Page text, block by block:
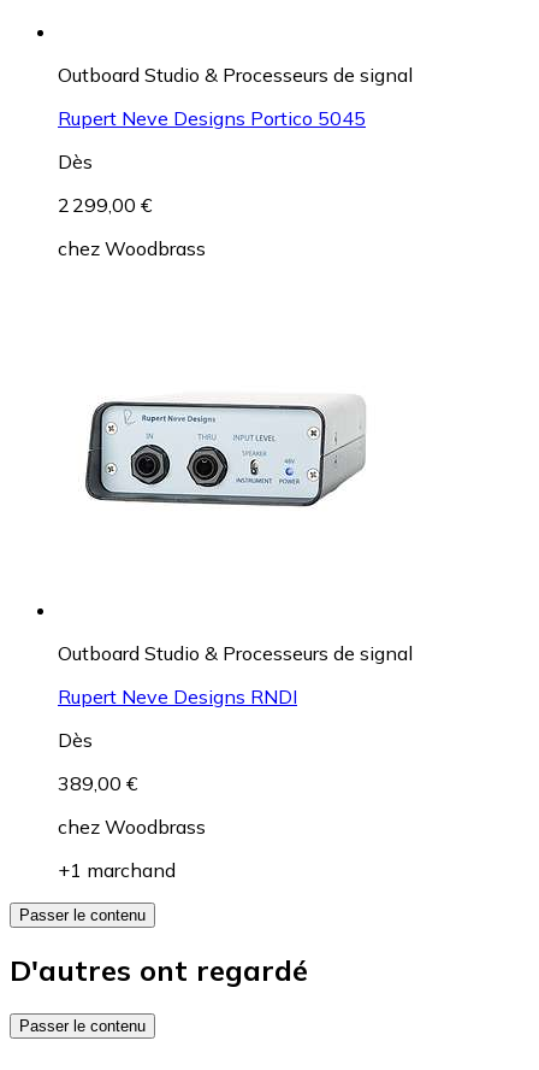
Outboard Studio & Processeurs de signal
Rupert Neve Designs Portico 5045
Dès
2 299,00 €
chez Woodbrass
Outboard Studio & Processeurs de signal
Rupert Neve Designs RNDI
Dès
389,00 €
chez Woodbrass
+1 marchand
Passer le contenu
D'autres ont regardé
Passer le contenu